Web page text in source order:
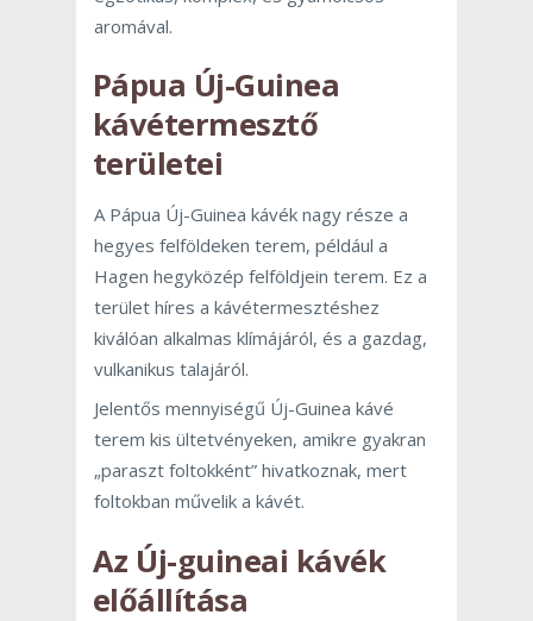
aromával.
Pápua Új-Guinea
kávétermesztő
területei
A Pápua Új-Guinea kávék nagy része a
hegyes felföldeken terem, például a
Hagen hegyközép felföldjein terem. Ez a
terület híres a kávétermesztéshez
kiválóan alkalmas klímájáról, és a gazdag,
vulkanikus talajáról.
Jelentős mennyiségű Új-Guinea kávé
terem kis ültetvényeken, amikre gyakran
„paraszt foltokként” hivatkoznak, mert
foltokban művelik a kávét.
Az Új-guineai kávék
előállítása